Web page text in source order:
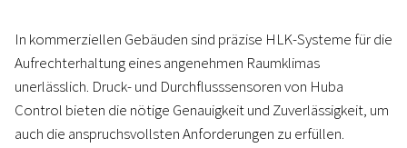
In kommerziellen Gebäuden sind präzise HLK-Systeme für die
Aufrechterhaltung eines angenehmen Raumklimas
unerlässlich. Druck- und Durchflusssensoren von Huba
Control bieten die nötige Genauigkeit und Zuverlässigkeit, um
auch die anspruchsvollsten Anforderungen zu erfüllen.